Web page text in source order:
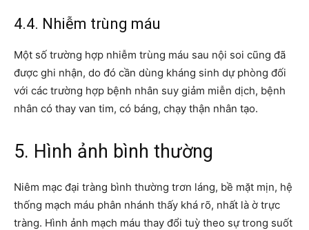
4.4. Nhiễm trùng máu
Một số trường hợp nhiễm trùng máu sau nội soi cũng đã
được ghi nhận, do đó cần dùng kháng sinh dự phòng đối
với các trường hợp bệnh nhân suy giảm miễn dịch, bệnh
nhân có thay van tim, có báng, chạy thận nhân tạo.
5. Hình ảnh bình thường
Niêm mạc đại tràng bình thường trơn láng, bề mặt mịn, hệ
thống mạch máu phân nhánh thấy khá rõ, nhất là ờ trực
tràng. Hình ảnh mạch máu thay đổi tuỳ theo sự trong suốt